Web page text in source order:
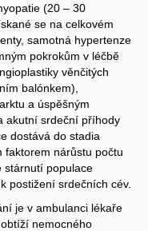
(20 – 30
se na celkovém
samotná hypertenze
pokrokům v léčbě
věnčitých
balónkem),
a úspěšným
akutní srdeční příhody
dostává do stadia
faktorem nárůstu počtu
stárnutí populace
postižení srdečních cév.
je v ambulanci lékaře
nemocného